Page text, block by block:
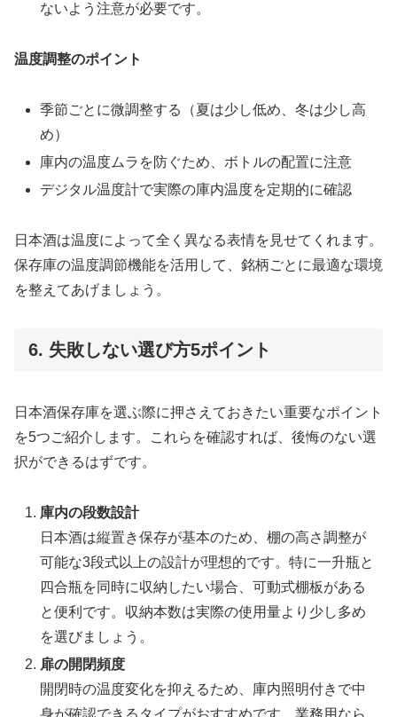
ないよう注意が必要です。
温度調整のポイント
季節ごとに微調整する（夏は少し低め、冬は少し高
め）
庫内の温度ムラを防ぐため、ボトルの配置に注意
デジタル温度計で実際の庫内温度を定期的に確認
日本酒は温度によって全く異なる表情を見せてくれます。
保存庫の温度調節機能を活用して、銘柄ごとに最適な環境
を整えてあげましょう。
6. 失敗しない選び方5ポイント
日本酒保存庫を選ぶ際に押さえておきたい重要なポイント
を5つご紹介します。これらを確認すれば、後悔のない選
択ができるはずです。
庫内の段数設計
日本酒は縦置き保存が基本のため、棚の高さ調整が
可能な3段式以上の設計が理想的です。特に一升瓶と
四合瓶を同時に収納したい場合、可動式棚板がある
と便利です。収納本数は実際の使用量より少し多め
を選びましょう。
扉の開閉頻度
開閉時の温度変化を抑えるため、庫内照明付きで中
身が確認できるタイプがおすすめです。業務用なら